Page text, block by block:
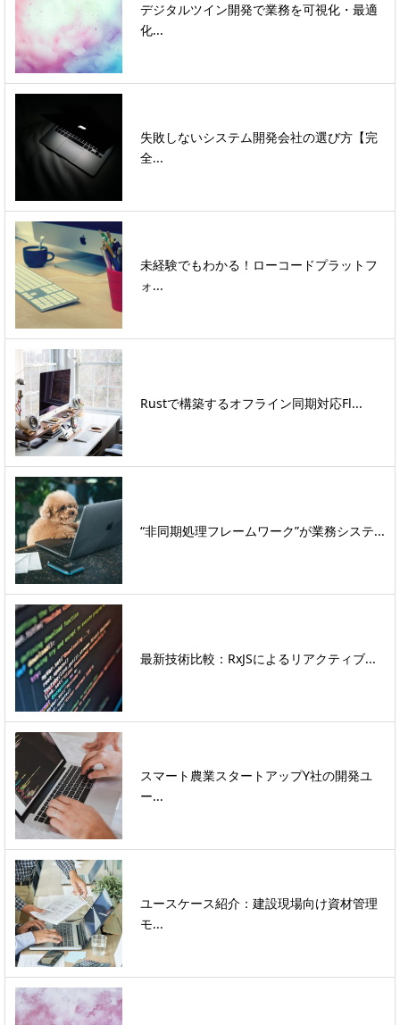
デジタルツイン開発で業務を可視化・最適
化...
失敗しないシステム開発会社の選び方【完
全...
未経験でもわかる！ローコードプラットフ
ォ...
Rustで構築するオフライン同期対応Fl...
“非同期処理フレームワーク”が業務システ...
最新技術比較：RxJSによるリアクティブ...
スマート農業スタートアップY社の開発ユ
ー...
ユースケース紹介：建設現場向け資材管理
モ...